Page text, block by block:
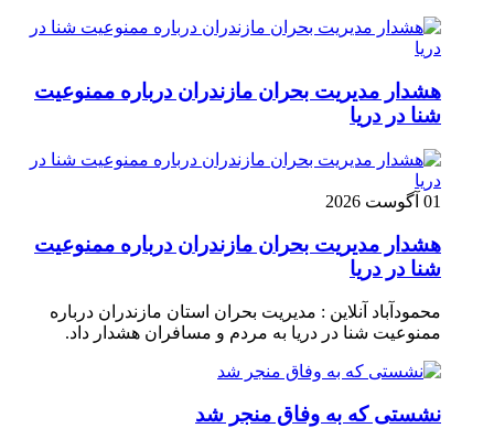
هشدار مدیریت بحران مازندران درباره ممنوعیت
شنا در دریا
01 آگوست 2026
هشدار مدیریت بحران مازندران درباره ممنوعیت
شنا در دریا
محمودآباد آنلاین : مدیریت بحران استان مازندران درباره
ممنوعیت شنا در دریا به مردم و مسافران هشدار داد.
نشستی که به وفاق منجر شد